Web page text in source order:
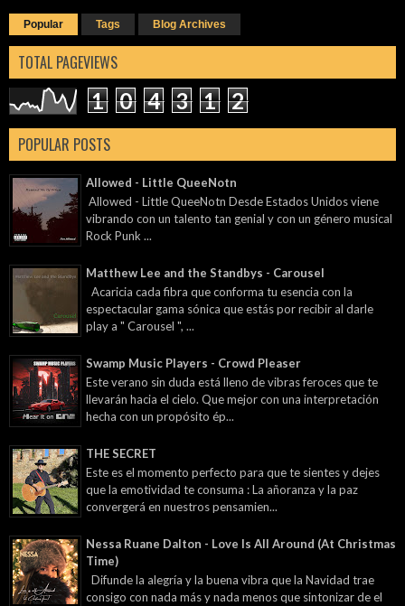
Popular Tags Blog Archives
TOTAL PAGEVIEWS
1 0 4 3 1 2
POPULAR POSTS
Allowed - Little QueeNotn
Allowed - Little QueeNotn Desde Estados Unidos viene
vibrando con un talento tan genial y con un género musical
Rock Punk ...
Matthew Lee and the Standbys - Carousel
Acaricia cada fibra que conforma tu esencia con la
espectacular gama sónica que estás por recibir al darle
play a " Carousel ", ...
Swamp Music Players - Crowd Pleaser
Este verano sin duda está lleno de vibras feroces que te
llevarán hacia el cielo. Que mejor con una interpretación
hecha con un propósito ép...
THE SECRET
Este es el momento perfecto para que te sientes y dejes
que la emotividad te consuma : La añoranza y la paz
convergerá en nuestros pensamien...
Nessa Ruane Dalton - Love Is All Around (At Christmas
Time)
Difunde la alegría y la buena vibra que la Navidad trae
consigo con nada más y nada menos que sintonizar de el